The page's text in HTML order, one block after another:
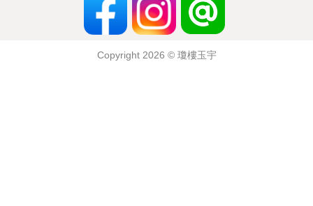
Copyright 2026 © 瓊樓玉宇